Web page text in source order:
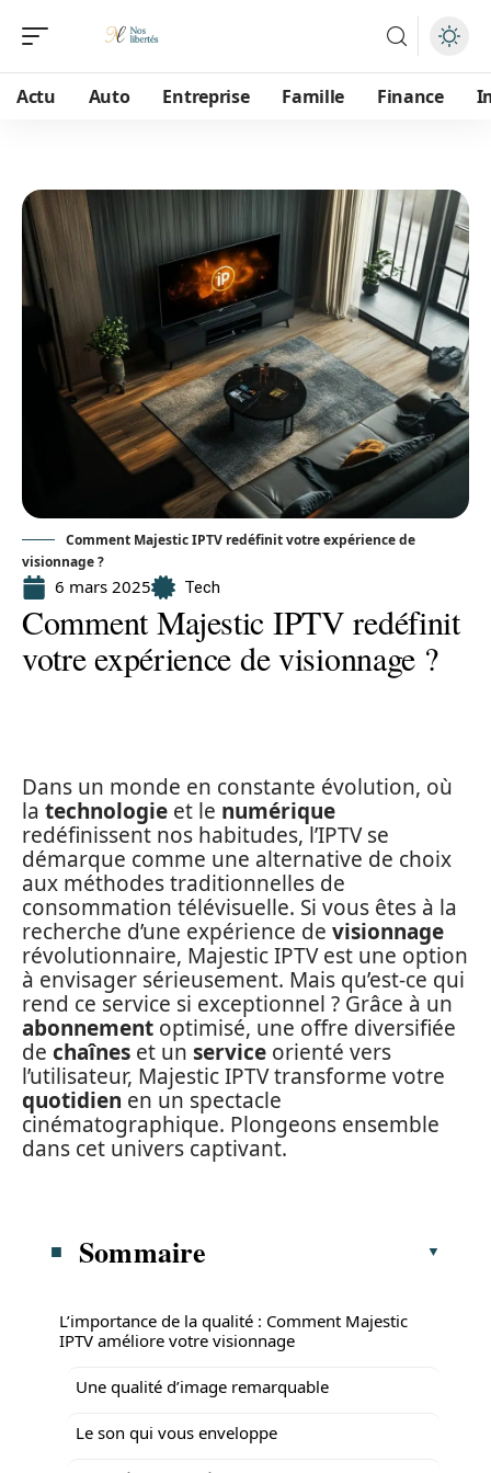
Actu Auto Entreprise Famille Finance
Comment Majestic IPTV redéfinit votre expérience de
visionnage ?
6 mars 2025 Tech
Comment Majestic IPTV redéfinit
votre expérience de visionnage ?
Dans un monde en constante évolution, où
la technologie et le numérique
redéfinissent nos habitudes, l’IPTV se
démarque comme une alternative de choix
aux méthodes traditionnelles de
consommation télévisuelle. Si vous êtes à la
recherche d’une expérience de visionnage
révolutionnaire, Majestic IPTV est une option
à envisager sérieusement. Mais qu’est-ce qui
rend ce service si exceptionnel ? Grâce à un
abonnement optimisé, une offre diversifiée
de chaînes et un service orienté vers
l’utilisateur, Majestic IPTV transforme votre
quotidien en un spectacle
cinématographique. Plongeons ensemble
dans cet univers captivant.
Sommaire
L’importance de la qualité : Comment Majestic
IPTV améliore votre visionnage
Une qualité d’image remarquable
Le son qui vous enveloppe